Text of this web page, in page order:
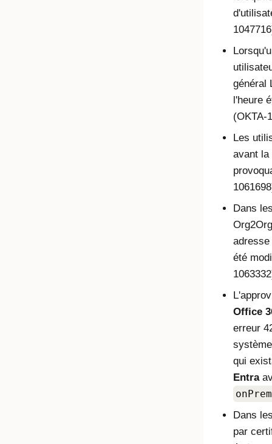
général
l'heure
(OKTA-
Les
avant la
Dans
été
Office
erreur
qui
Entra
Dans
par